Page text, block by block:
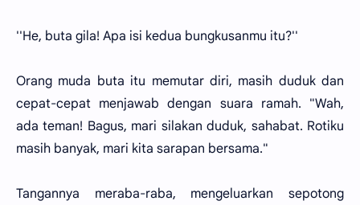
''He, buta gila! Apa isi kedua bungkusanmu itu?''
Orang muda buta itu memutar diri, masih duduk dan
cepat-cepat menjawab dengan suara ramah. "Wah,
ada teman! Bagus, mari silakan duduk, sahabat. Rotiku
masih banyak, mari kita sarapan bersama."
Tangannya meraba-raba, mengeluarkan sepotong